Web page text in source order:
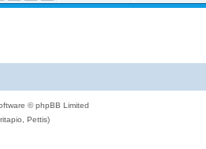
© phpBB Limited
Pettis)